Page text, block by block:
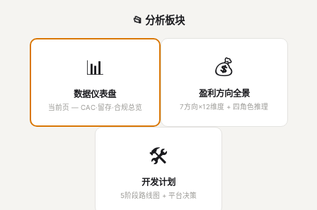
📂 分析板块
📊
数据仪表盘
当前页 — CAC·留存·合规总览
💰
盈利方向全景
7方向×12维度 + 四角色推理
🛠️
开发计划
5阶段路线图 + 平台决策